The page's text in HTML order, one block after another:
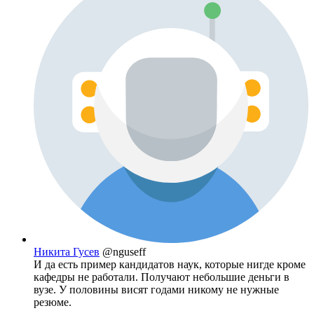
Никита Гусев @nguseff
И да есть пример кандидатов наук, которые нигде кроме
кафедры не работали. Получают небольшие деньги в
вузе. У половины висят годами никому не нужные
резюме.